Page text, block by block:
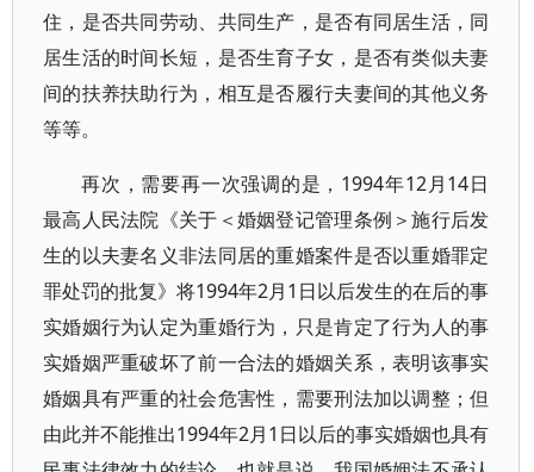
住，是否共同劳动、共同生产，是否有同居生活，同
居生活的时间长短，是否生育子女，是否有类似夫妻
间的扶养扶助行为，相互是否履行夫妻间的其他义务
等等。
再次，需要再一次强调的是，1994年12月14日
最高人民法院《关于＜婚姻登记管理条例＞施行后发
生的以夫妻名义非法同居的重婚案件是否以重婚罪定
罪处罚的批复》将1994年2月1日以后发生的在后的事
实婚姻行为认定为重婚行为，只是肯定了行为人的事
实婚姻严重破坏了前一合法的婚姻关系，表明该事实
婚姻具有严重的社会危害性，需要刑法加以调整；但
由此并不能推出1994年2月1日以后的事实婚姻也具有